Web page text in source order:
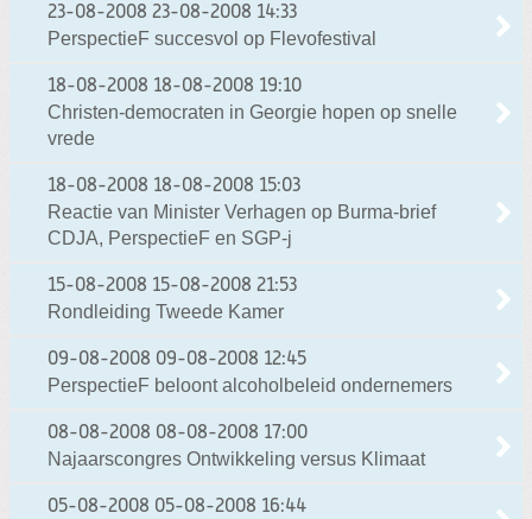
23-08-2008 23-08-2008 14:33
PerspectieF succesvol op Flevofestival
18-08-2008 18-08-2008 19:10
Christen-democraten in Georgie hopen op snelle
vrede
18-08-2008 18-08-2008 15:03
Reactie van Minister Verhagen op Burma-brief
CDJA, PerspectieF en SGP-j
15-08-2008 15-08-2008 21:53
Rondleiding Tweede Kamer
09-08-2008 09-08-2008 12:45
PerspectieF beloont alcoholbeleid ondernemers
08-08-2008 08-08-2008 17:00
Najaarscongres Ontwikkeling versus Klimaat
05-08-2008 05-08-2008 16:44